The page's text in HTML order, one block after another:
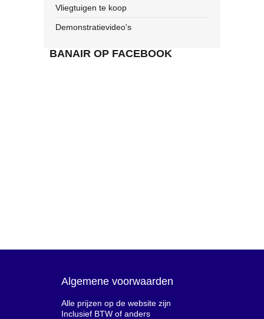
Vliegtuigen te koop
Demonstratievideo's
BANAIR OP FACEBOOK
Algemene voorwaarden
Alle prijzen op de website zijn
Inclusief BTW of anders